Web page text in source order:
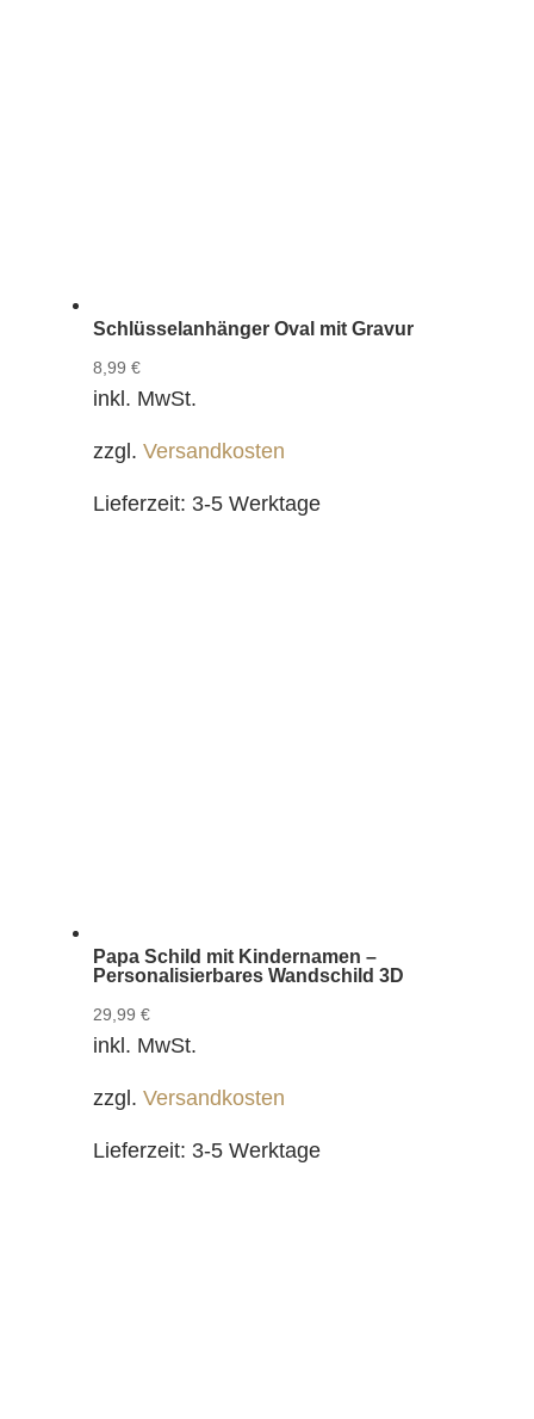
Schlüsselanhänger Oval mit Gravur
8,99 €
inkl. MwSt.
zzgl. Versandkosten
Lieferzeit: 3-5 Werktage
Papa Schild mit Kindernamen –
Personalisierbares Wandschild 3D
29,99 €
inkl. MwSt.
zzgl. Versandkosten
Lieferzeit: 3-5 Werktage